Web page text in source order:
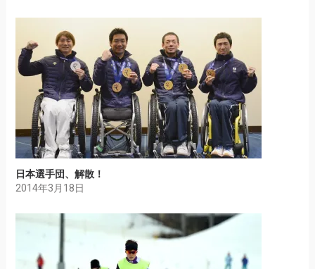
日本選手団、解散！
2014年3月18日